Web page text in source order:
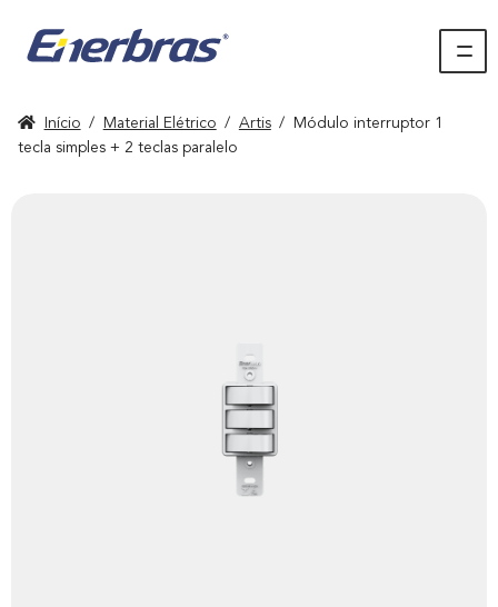
Início / Material Elétrico / Artis /
Módulo interruptor 1
tecla simples + 2 teclas paralelo